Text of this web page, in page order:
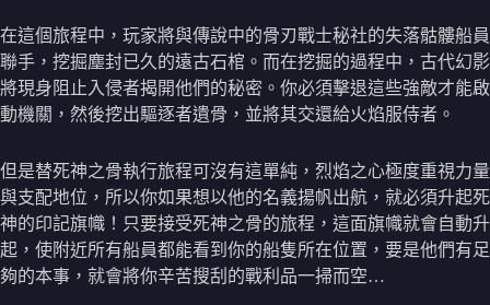
在這個旅程中，玩家將與傳說中的骨刃戰士秘社的失落骷髏船員
聯手，挖掘塵封已久的遠古石棺。而在挖掘的過程中，古代幻影
將現身阻止入侵者揭開他們的秘密。你必須擊退這些強敵才能啟
動機關，然後挖出驅逐者遺骨，並將其交還給火焰服侍者。
但是替死神之骨執行旅程可沒有這單純，烈焰之心極度重視力量
與支配地位，所以你如果想以他的名義揚帆出航，就必須升起死
神的印記旗幟！只要接受死神之骨的旅程，這面旗幟就會自動升
起，使附近所有船員都能看到你的船隻所在位置，要是他們有足
夠的本事，就會將你辛苦搜刮的戰利品一掃而空…